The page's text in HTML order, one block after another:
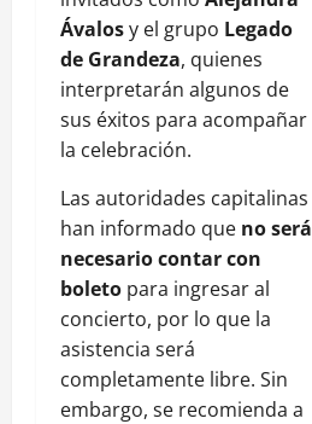
Ávalosy el grupo Legado
de Grandeza, quienes
interpretarán algunos de
sus éxitos para acompañar
la celebración.
Las autoridades capitalinas
han informado que no será
necesario contar con
boleto para ingresar al
concierto, por lo que la
asistencia será
completamente libre. Sin
embargo, se recomienda a